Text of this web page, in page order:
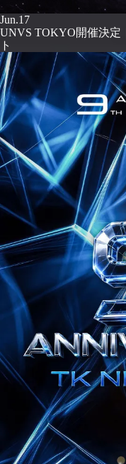
Jun.17
UNVS TOKYO開催決定
ト